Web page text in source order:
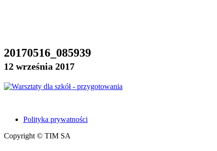
20170516_085939
12 września 2017
Polityka prywatności
Copyright © TIM SA